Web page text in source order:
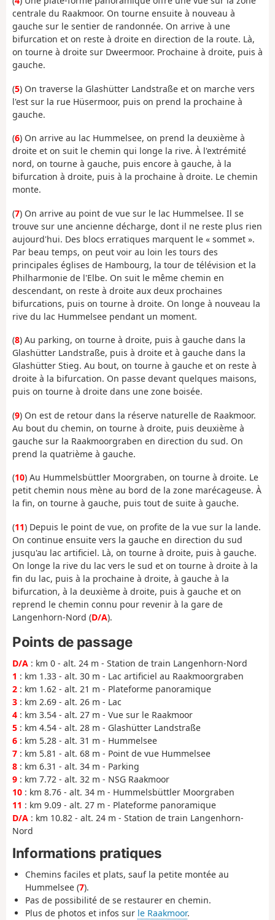
centrale du Raakmoor. On tourne ensuite à nouveau à
gauche sur le sentier de randonnée. On arrive à une
bifurcation et on reste à droite en direction de la route. Là,
on tourne à droite sur Dweermoor. Prochaine à droite, puis à
gauche.
(5) On traverse la Glashütter Landstraße et on marche vers
l'est sur la rue Hüsermoor, puis on prend la prochaine à
gauche.
(6) On arrive au lac Hummelsee, on prend la deuxième à
droite et on suit le chemin qui longe la rive. À l'extrémité
nord, on tourne à gauche, puis encore à gauche, à la
bifurcation à droite, puis à la prochaine à droite. Le chemin
monte.
(7) On arrive au point de vue sur le lac Hummelsee. Il se
trouve sur une ancienne décharge, dont il ne reste plus rien
aujourd'hui. Des blocs erratiques marquent le « sommet ».
Par beau temps, on peut voir au loin les tours des
principales églises de Hambourg, la tour de télévision et la
Philharmonie de l'Elbe. On suit le même chemin en
descendant, on reste à droite aux deux prochaines
bifurcations, puis on tourne à droite. On longe à nouveau la
rive du lac Hummelsee pendant un moment.
(8) Au parking, on tourne à droite, puis à gauche dans la
Glashütter Landstraße, puis à droite et à gauche dans la
Glashütter Stieg. Au bout, on tourne à gauche et on reste à
droite à la bifurcation. On passe devant quelques maisons,
puis on tourne à droite dans une zone boisée.
(9) On est de retour dans la réserve naturelle de Raakmoor.
Au bout du chemin, on tourne à droite, puis deuxième à
gauche sur la Raakmoorgraben en direction du sud. On
prend la quatrième à gauche.
(10) Au Hummelsbüttler Moorgraben, on tourne à droite. Le
petit chemin nous mène au bord de la zone marécageuse. À
la fin, on tourne à gauche, puis tout de suite à gauche.
(11) Depuis le point de vue, on profite de la vue sur la lande.
On continue ensuite vers la gauche en direction du sud
jusqu'au lac artificiel. Là, on tourne à droite, puis à gauche.
On longe la rive du lac vers le sud et on tourne à droite à la
fin du lac, puis à la prochaine à droite, à gauche à la
bifurcation, à la deuxième à droite, puis à gauche et on
reprend le chemin connu pour revenir à la gare de
Langenhorn-Nord (D/A).
Points de passage
D/A : km 0 - alt. 24 m - Station de train Langenhorn-Nord
1 : km 1.33 - alt. 30 m - Lac artificiel au Raakmoorgraben
2 : km 1.62 - alt. 21 m - Plateforme panoramique
3 : km 2.69 - alt. 26 m - Lac
4 : km 3.54 - alt. 27 m - Vue sur le Raakmoor
5 : km 4.54 - alt. 28 m - Glashütter Landstraße
6 : km 5.28 - alt. 31 m - Hummelsee
7 : km 5.81 - alt. 68 m - Point de vue Hummelsee
8 : km 6.31 - alt. 34 m - Parking
9 : km 7.72 - alt. 32 m - NSG Raakmoor
10 : km 8.76 - alt. 34 m - Hummelsbüttler Moorgraben
11 : km 9.09 - alt. 27 m - Plateforme panoramique
D/A : km 10.82 - alt. 24 m - Station de train Langenhorn-
Nord
Informations pratiques
Chemins faciles et plats, sauf la petite montée au
Hummelsee (7).
Pas de possibilité de se restaurer en chemin.
Plus de photos et infos sur le Raakmoor.